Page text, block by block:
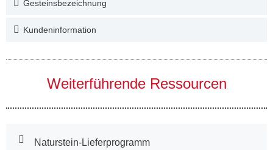
Gesteinsbezeichnung
Kundeninformation
Weiterführende Ressourcen
Naturstein-Lieferprogramm